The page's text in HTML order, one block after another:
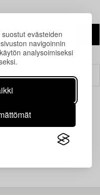
evästeiden
navigoinnin
analysoimiseksi